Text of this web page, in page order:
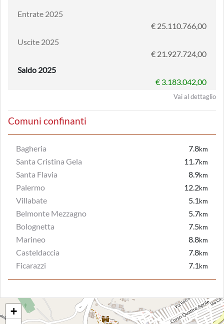
Entrate 2025
€ 25.110.766,00
Uscite 2025
€ 21.927.724,00
Saldo 2025
€ 3.183.042,00
Vai al dettaglio
Comuni confinanti
Bagheria 7.8km
Santa Cristina Gela 11.7km
Santa Flavia 8.9km
Palermo 12.2km
Villabate 5.1km
Belmonte Mezzagno 5.7km
Bolognetta 7.5km
Marineo 8.8km
Casteldaccia 7.8km
Ficarazzi 7.1km
+